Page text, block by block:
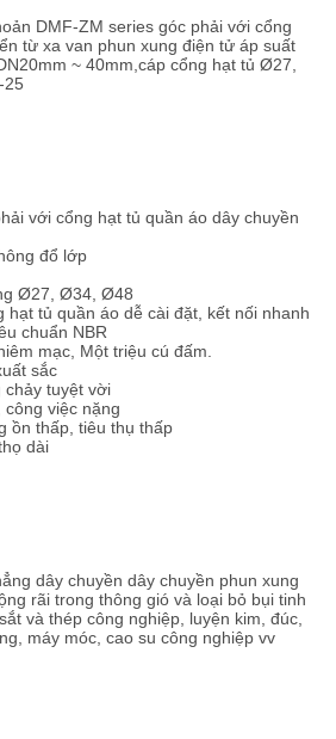
DMF-ZM series góc phải với cổng
từ xa van phun xung điện tử áp suất
~ 40mm,cáp cổng hạt tủ Ø27,
với cổng hạt tủ quần áo dây chuyền
đổ lớp
Ø27, Ø34, Ø48
hạt tủ quần áo dễ cài đặt, kết nối nhanh
chuẩn NBR
mạc, Một triệu cú đấm.
sắc
chảy tuyệt vời
việc nặng
ồn thấp, tiêu thụ thấp
dài
dây chuyền dây chuyền phun xung
rãi trong thông gió và loại bỏ bụi tinh
và thép công nghiệp, luyện kim, đúc,
máy móc, cao su công nghiệp vv